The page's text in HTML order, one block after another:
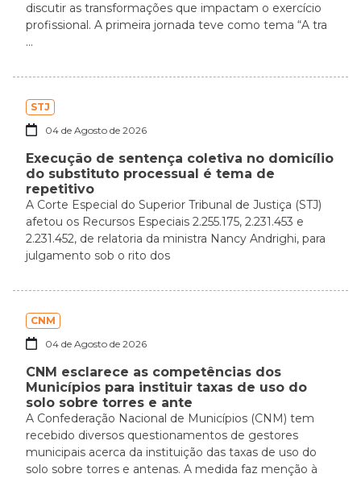
discutir as transformações que impactam o exercício
profissional. A primeira jornada teve como tema “A tra
...
STJ
04 de Agosto de 2026
Execução de sentença coletiva no domicílio
do substituto processual é tema de
repetitivo
A Corte Especial do Superior Tribunal de Justiça (STJ)
afetou os Recursos Especiais 2.255.175, 2.231.453 e
2.231.452, de relatoria da ministra Nancy Andrighi, para
julgamento sob o rito dos
CNM
04 de Agosto de 2026
CNM esclarece as competências dos
Municípios para instituir taxas de uso do
solo sobre torres e ante
A Confederação Nacional de Municípios (CNM) tem
recebido diversos questionamentos de gestores
municipais acerca da instituição das taxas de uso do
solo sobre torres e antenas. A medida faz menção à